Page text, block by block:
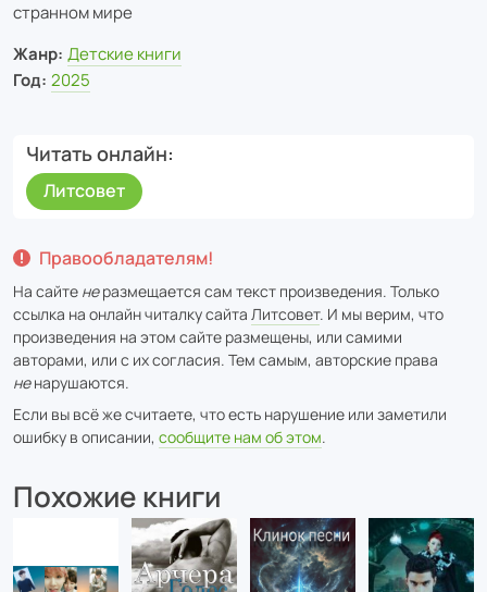
странном мире
Жанр: Детские книги
Год: 2025
Читать онлайн
Литсовет
Правообладателям!
На сайте неразмещается сам текст произведения. Только
ссылка на онлайн читалку сайта Литсовет. И мы верим, что
произведения на этом сайте размещены, или самими
авторами, или с их согласия. Тем самым, авторские права
ненарушаются.
Если вы всё же считаете, что есть нарушение или заметили
ошибку в описании, сообщите нам об этом.
Похожие книги